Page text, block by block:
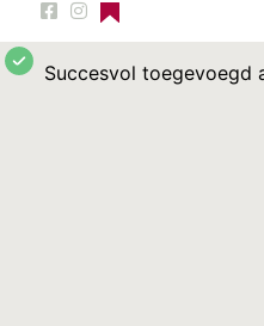
Succesvol toegevoegd